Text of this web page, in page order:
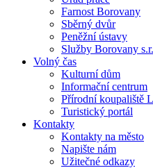
Farnost Borovany
Sběrný dvůr
Peněžní ústavy
Služby Borovany
Volný čas
Kulturní dům
Informační centrum
Přírodní koupaliště
Turistický portál
Kontakty
Kontakty na město
Napište nám
Užitečné odkazy